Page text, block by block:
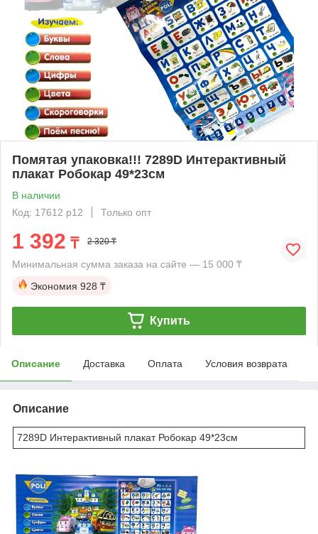
Помятая упаковка!!! 7289D Интерактивный
плакат Робокар 49*23см
В наличии
Код: 17612 р12
Только опт
1 392 ₸ 2 320 ₸
Минимальная сумма заказа на сайте — 15 000 ₸
Экономия 928 ₸
Купить
Описание Доставка Оплата Условия возврата
Описание
7289D Интерактивный плакат Робокар 49*23см